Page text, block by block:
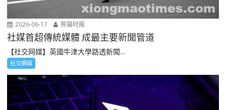
2026-06-17 熊猫时报
社媒首超傳統媒體 成最主要新聞管道
【社交网媒】英國牛津大學路透新聞...
社交網媒